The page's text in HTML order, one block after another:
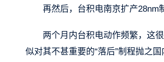
再然后，台积电南京扩产28nm
两个月内台积电动作频繁，这
似对其不甚重要的“落后”制程抛之